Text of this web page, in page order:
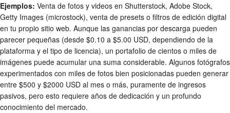
Ejemplos: Venta de fotos y videos en Shutterstock, Adobe Stock,
Getty Images (microstock), venta de presets o filtros de edición digital
en tu propio sitio web. Aunque las ganancias por descarga pueden
parecer pequeñas (desde $0.10 a $5.00 USD, dependiendo de la
plataforma y el tipo de licencia), un portafolio de cientos o miles de
imágenes puede acumular una suma considerable. Algunos fotógrafos
experimentados con miles de fotos bien posicionadas pueden generar
entre $500 y $2000 USD al mes o más, puramente de ingresos
pasivos, pero esto requiere años de dedicación y un profundo
conocimiento del mercado.